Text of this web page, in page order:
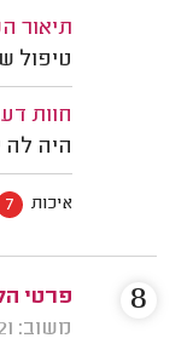
תיאור
טיפול
חוות
היה לה
איכות 7
פרטי
משוב: 02/04/2021
8